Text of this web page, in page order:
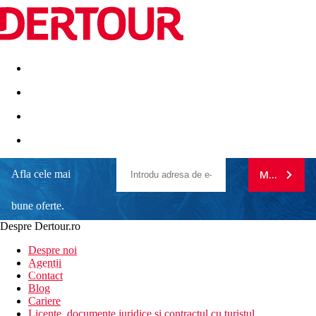
Destinatii Vacanta perfecta OFERTE DE NERATAT
Afla cele mai
bune oferte.
newsletter!
MA
Despre Dertour.ro
Despre noi
Agentii
Contact
Blog
Cariere
Licente, documente juridice si contractul cu turistul